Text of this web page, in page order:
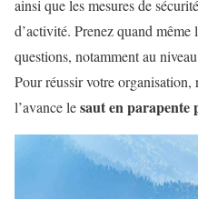
ainsi que les mesures de
d’activité. Prenez quand même
questions, notamment au
Pour réussir votre organisation,
l’avance lesaut en parapente